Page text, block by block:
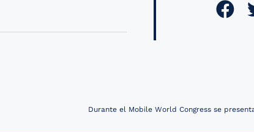
Durante el Mobile World Congress se